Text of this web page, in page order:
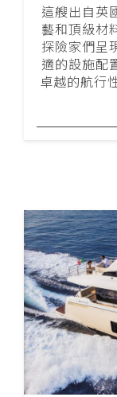
這艘出自英
藝和頂級材
探險家們呈
適的設施配
卓越的航行